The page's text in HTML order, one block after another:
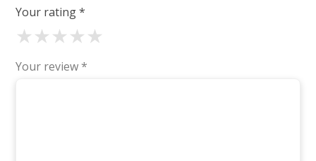
Your rating*
★
★
★
★
★
Your review *